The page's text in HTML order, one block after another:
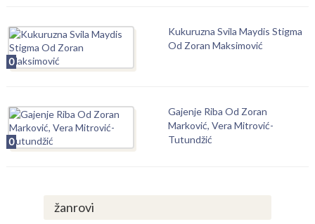
0
Kukuruzna Svila Maydis Stigma
Od Zoran Maksimović
0
Gajenje Riba Od Zoran
Marković, Vera Mitrović-
Tutundžić
žanrovi